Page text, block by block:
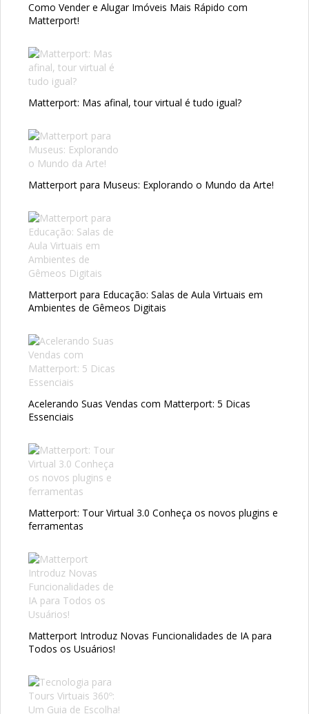
Como Vender e Alugar Imóveis Mais Rápido com
Matterport!
Matterport: Mas afinal, tour virtual é tudo igual?
Matterport para Museus: Explorando o Mundo da Arte!
Matterport para Educação: Salas de Aula Virtuais em
Ambientes de Gêmeos Digitais
Acelerando Suas Vendas com Matterport: 5 Dicas
Essenciais
Matterport: Tour Virtual 3.0 Conheça os novos plugins e
ferramentas
Matterport Introduz Novas Funcionalidades de IA para
Todos os Usuários!